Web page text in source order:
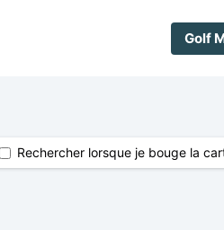
Golf
Rechercher lorsque je bouge la